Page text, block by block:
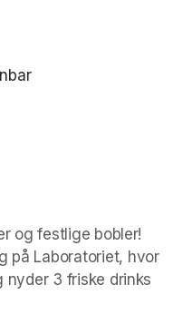
og festlige bobler!
på Laboratoriet, hvor
nyder 3 friske drinks